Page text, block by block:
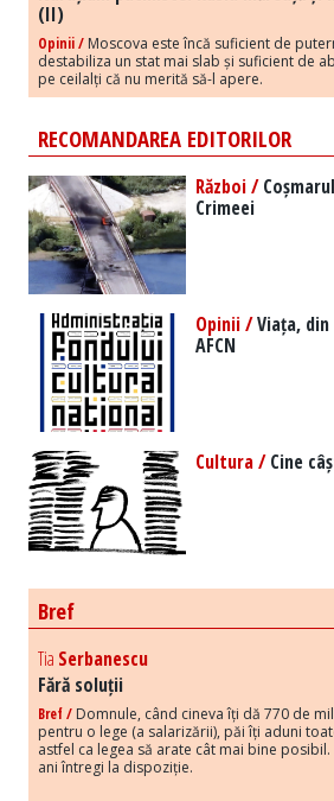
(II)
Opinii / Moscova este încă suficient de
destabiliza un stat mai slab și suficient de
pe ceilalți că nu merită să-l apere.
RECOMANDAREA EDITORILOR
Război /
Crimeei
Opinii /Viața,
AFCN
Cultura /Cine
Bref
Tia Serbanescu
Fără soluții
Bref / Domnule, când cineva îți dă 770 de
pentru o lege (a salarizării), păi îți aduni
astfel ca legea să arate cât mai bine posibil.
ani întregi la dispoziție.